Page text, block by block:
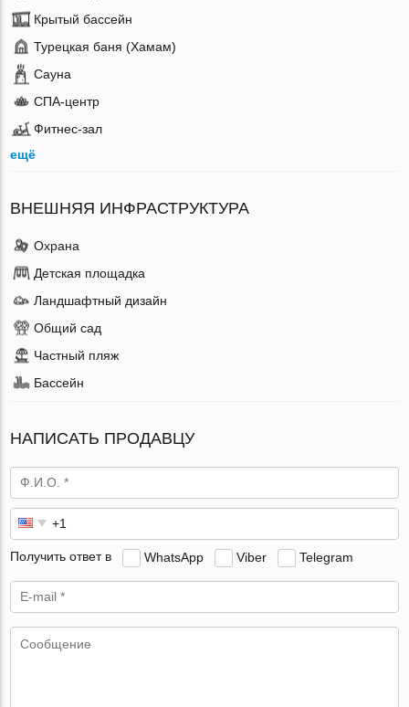
Крытый бассейн
Турецкая баня (Хамам)
Сауна
СПА-центр
Фитнес-зал
ещё
ВНЕШНЯЯ ИНФРАСТРУКТУРА
Охрана
Детская площадка
Ландшафтный дизайн
Общий сад
Частный пляж
Бассейн
НАПИСАТЬ ПРОДАВЦУ
Получить ответ в WhatsApp Viber Telegram